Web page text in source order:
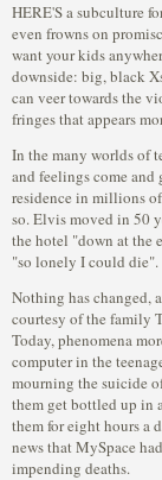
HERE'S a subculture
even frowns on
want your kids
downside: big, black
can veer towards the
fringes that appears
In the many worlds of
and feelings come
residence in millions
so. Elvis moved in 50
the hotel "down at the
"so lonely I could die".
Nothing has changed,
courtesy of the family
Today, phenomena
computer in the
mourning the suicide
them get bottled up in
them for eight hours a
news that MySpace
impending deaths.